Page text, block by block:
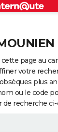
page au
votre
plus
ou le code
recherche ci-